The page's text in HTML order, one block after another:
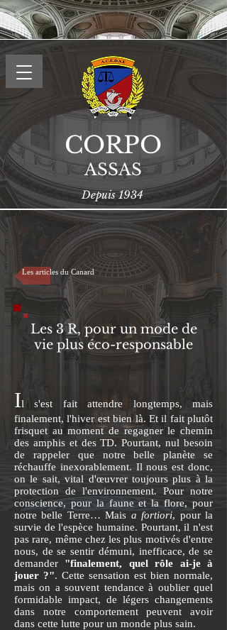
ASSAS
CORPO
Depuis 1934
Les articles du Canard
Les 3 R, pour un mode de
vie plus éco-responsable
Il s'est fait attendre longtemps, mais
finalement, l'hiver est bien là. Et il fait plutôt
frisquet au moment de regagner le chemin
des amphis et des TD. Pourtant, nul besoin
de rappeler que notre belle planète se
réchauffe inexorablement. Il nous est donc,
on le sait, vital d'œuvrer toujours plus à la
protection de l'environnement. Pour notre
conscience, pour la faune et la flore, pour
notre belle Terre… Mais a fortiori, pour la
survie de l'espèce humaine. Pourtant, il n'est
pas rare, même chez les plus motivés d'entre
nous, de se sentir démuni, inefficace, de se
demander "finalement, quel rôle ai-je à
jouer ?". Cette sensation est bien normale,
mais on a souvent tendance à oublier quel
formidable impact, de légers changements
dans notre comportement peuvent avoir
dans cette lutte pour un monde plus sain.